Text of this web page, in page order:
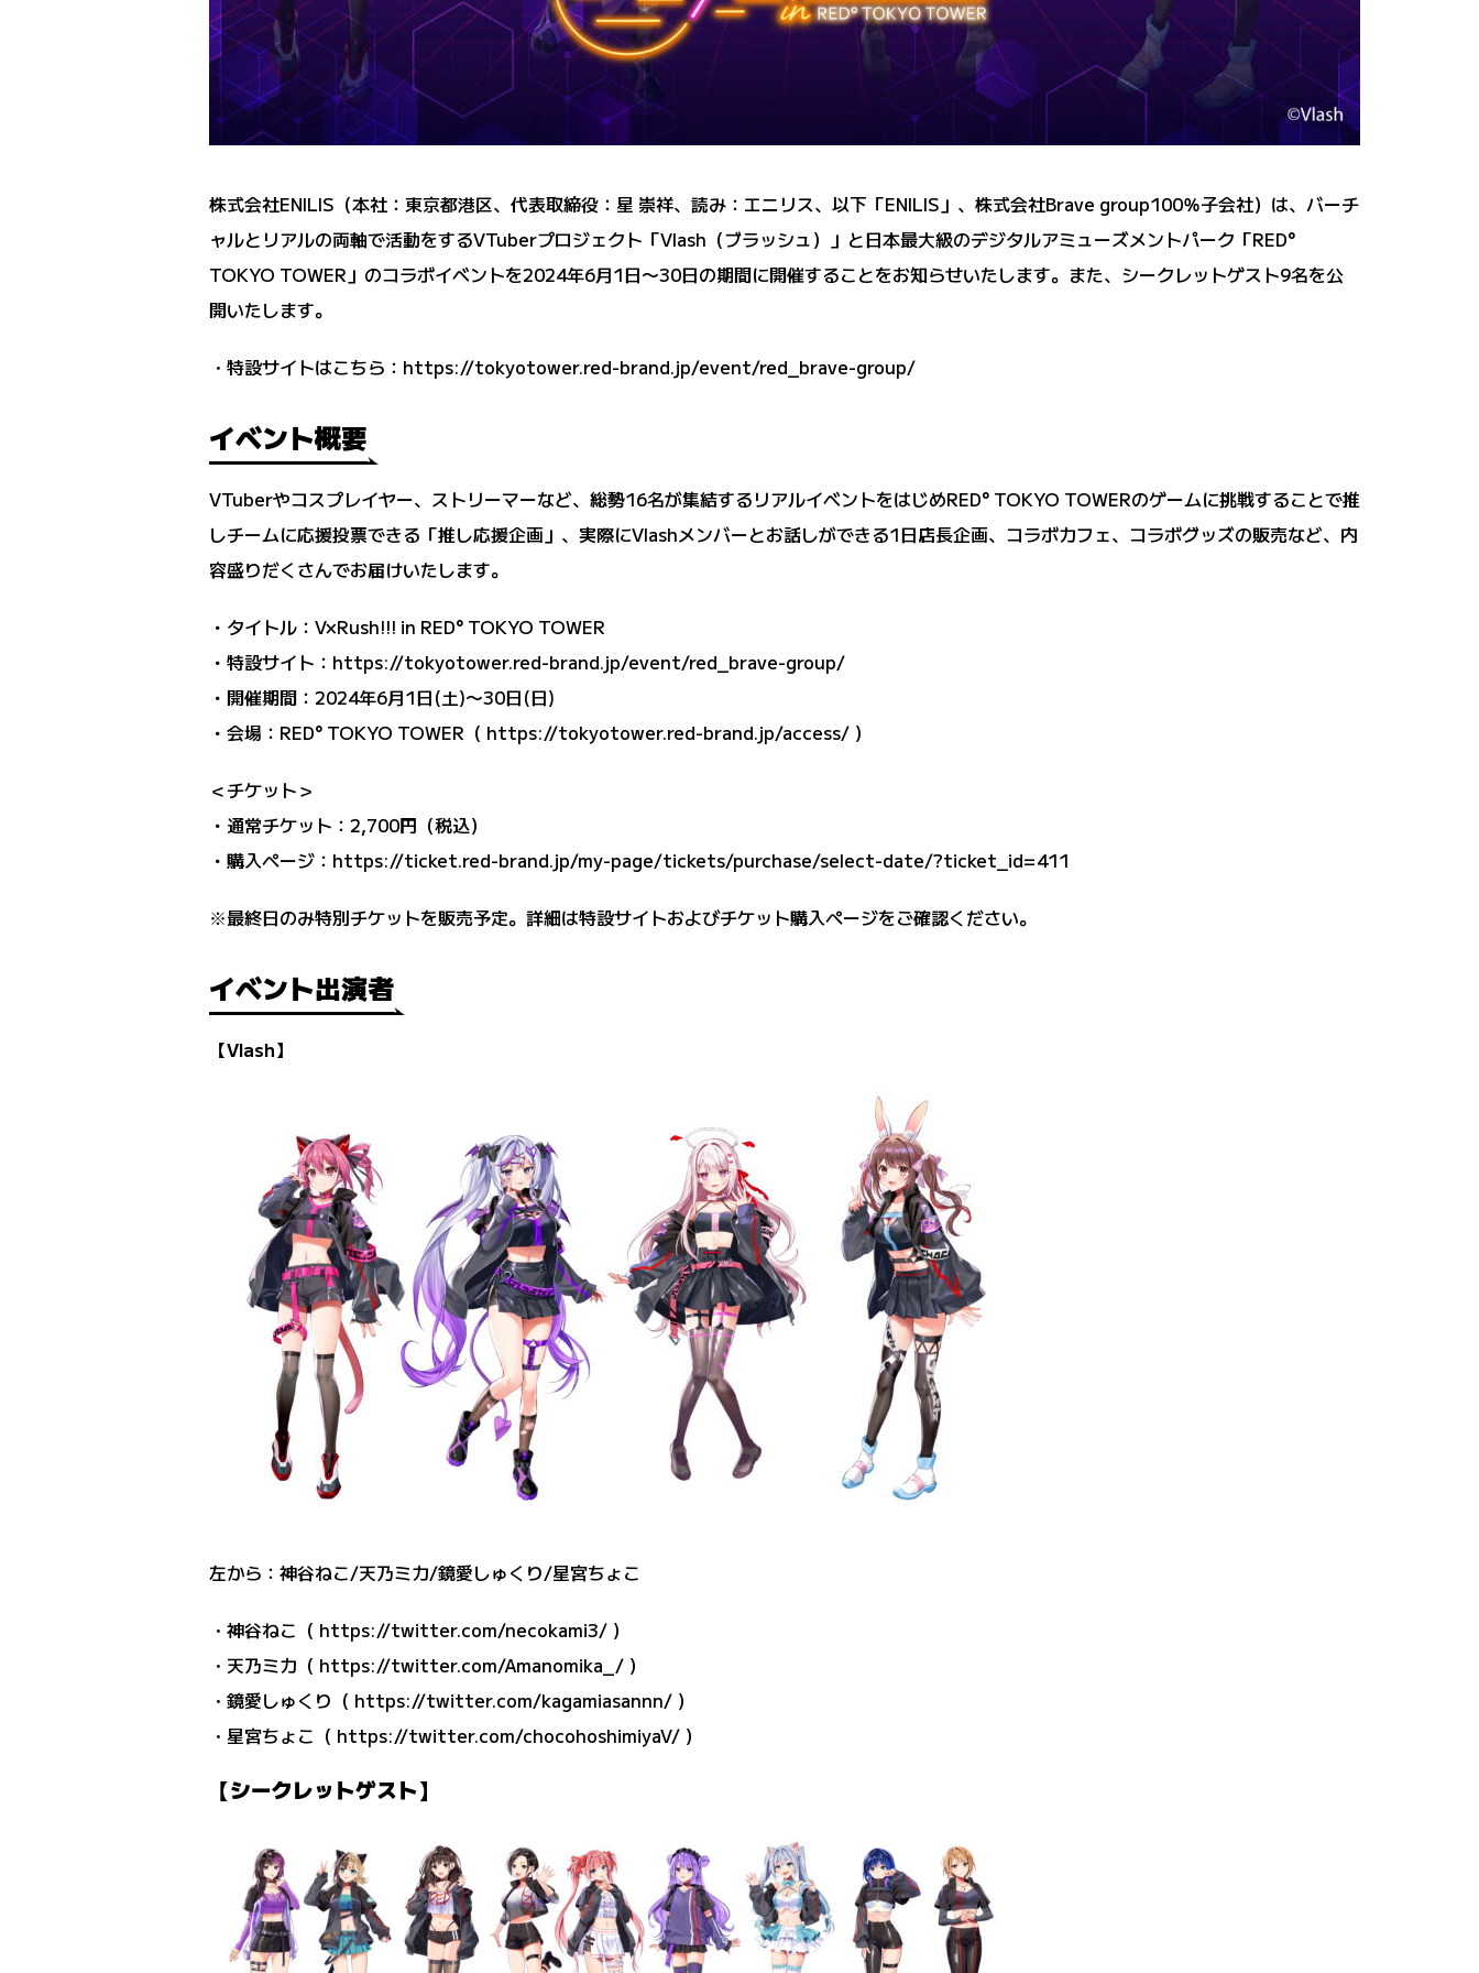
株式会社ENILIS（本社：東京都港区、代表取締役：星 崇祥、読み：エニリス、以下「ENILIS」、株式会社Brave group100％子会社）は、バーチ
ャルとリアルの両軸で活動をするVTuberプロジェクト「Vlash（ブラッシュ）」と日本最大級のデジタルアミューズメントパーク「RED°
TOKYO TOWER」のコラボイベントを2024年6月1日〜30日の期間に開催することをお知らせいたします。また、シークレットゲスト9名を公
開いたします。
・特設サイトはこちら： https://tokyotower.red-brand.jp/event/red_brave-group/
イベント概要
VTuberやコスプレイヤー、ストリーマーなど、総勢16名が集結するリアルイベントをはじめRED° TOKYO TOWERのゲームに挑戦することで推
しチームに応援投票できる「推し応援企画」、実際にVlashメンバーとお話しができる1日店長企画、コラボカフェ、コラボグッズの販売など、内
容盛りだくさんでお届けいたします。
・ タイトル：V×Rush!!! in RED° TOKYO TOWER
・ 特設サイト： https://tokyotower.red-brand.jp/event/red_brave-group/
・ 開催期間：2024年6月1日(土)〜30日(日)
・ 会場：RED° TOKYO TOWER（ https://tokyotower.red-brand.jp/access/ ）
＜チケット＞
・ 通常チケット：2,700円（税込）
・ 購入ページ： https://ticket.red-brand.jp/my-page/tickets/purchase/select-date/?ticket_id=411
※最終日のみ特別チケットを販売予定。詳細は特設サイトおよびチケット購入ページをご確認ください。
イベント出演者
【Vlash】
左から：神谷ねこ/天乃ミカ/鏡愛しゅくり/星宮ちょこ
・神谷ねこ（ https://twitter.com/necokami3/ ）
・天乃ミカ（ https://twitter.com/Amanomika_/ ）
・鏡愛しゅくり（ https://twitter.com/kagamiasannn/ ）
・星宮ちょこ（ https://twitter.com/chocohoshimiyaV/ ）
【シークレットゲスト】